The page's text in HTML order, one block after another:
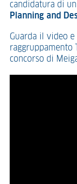
candidatura di
Planning and
Guarda il video
raggruppamento
concorso di